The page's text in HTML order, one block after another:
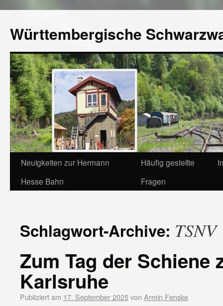
Württembergische
Neuigkeiten zur Hermann
Hesse Bahn
Häufig gestellte
Fragen
Schlagwort-Archive: TSNV
Zum Tag der
Karlsruhe
Publiziert am 17. September 2025von Armin Fenske